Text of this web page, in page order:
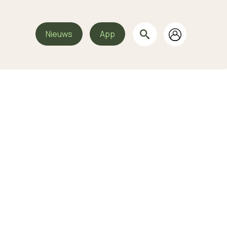
Nieuws App